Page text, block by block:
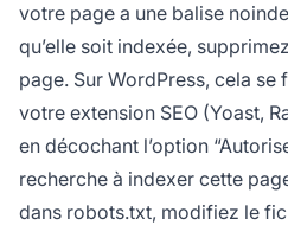
votre page a une balise
qu’elle soit indexée,
page. Sur WordPress, cela se
votre extension SEO (Yoast,
en décochant l’option
recherche à indexer cette
dans robots.txt, modifiez le